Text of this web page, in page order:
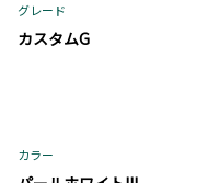
グレード
カスタムG
カラー